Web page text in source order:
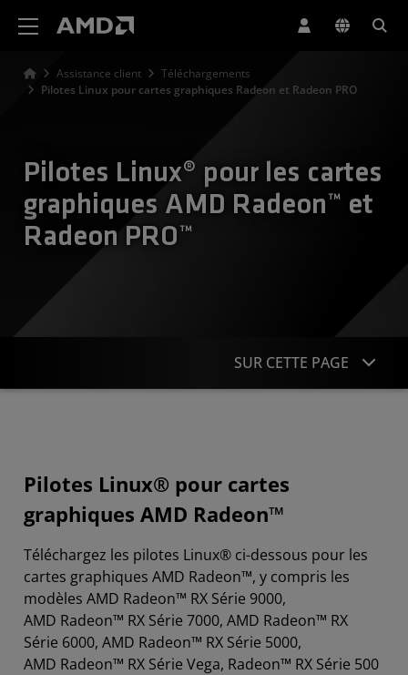
Assistance client
Téléchargements
Pilotes Linux pour cartes graphiques Radeon et Radeon PRO
Pilotes Linux® pour les cartes
graphiques AMD Radeon™ et
Radeon PRO™
SUR CETTE PAGE
Autres ressources
Pilotes Linux® pour cartes
graphiques AMD Radeon™
Téléchargez les pilotes Linux® ci-dessous pour les
cartes graphiques AMD Radeon™, y compris les
modèles AMD Radeon™ RX Série 9000,
AMD Radeon™ RX Série 7000, AMD Radeon™ RX
Série 6000, AMD Radeon™ RX Série 5000,
AMD Radeon™ RX Série Vega, Radeon™ RX Série 500